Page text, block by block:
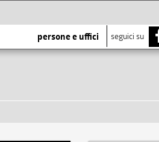
persone e uffici seguici su